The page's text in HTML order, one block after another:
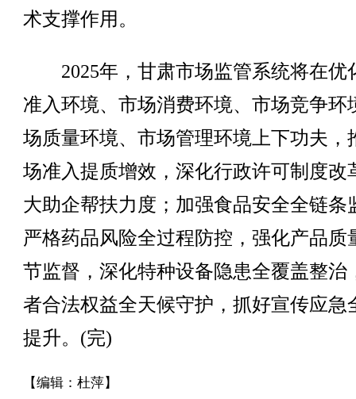
术支撑作用。
2025年，甘肃市场监管系统将在优
准入环境、市场消费环境、市场竞争环
场质量环境、市场管理环境上下功夫，
场准入提质增效，深化行政许可制度改
大助企帮扶力度；加强食品安全全链条
严格药品风险全过程防控，强化产品质
节监督，深化特种设备隐患全覆盖整治
者合法权益全天候守护，抓好宣传应急
提升。(完)
【编辑：杜萍】